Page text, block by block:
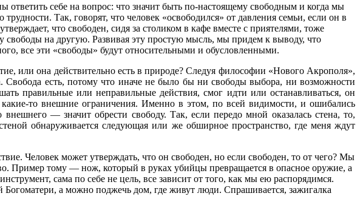
себе на вопрос: что значит быть по-настоящему свободным и когда мы
Так, говорят, что человек «освободился» от давления семьи, если он в
что свободен, сидя за столиком в кафе вместе с приятелями, тоже
на другую. Развивая эту простую мысль, мы придем к выводу, что
все эти «свободы» будут относительными и обусловленными.
или она действительно есть в природе? Следуя философии «Нового Акрополя»,
есть, потому что иначе не было бы ни свободы выбора, ни возможности
правильные или неправильные действия, смог идти или останавливаться, он
какие-то внешние ограничения. Именно в этом, по всей видимости, и ошибались
— значит обрести свободу. Так, если передо мной оказалась стена, то,
обнаруживается следующая или же обширное пространство, где меня ждут
Человек может утверждать, что он свободен, но если свободен, то от чего? Мы
Пример тому — нож, который в руках убийцы превращается в опасное оружие, а
сама по себе не цель, все зависит от того, как мы ею распорядимся.
а можно поджечь дом, где живут люди. Спрашивается, зажигалка